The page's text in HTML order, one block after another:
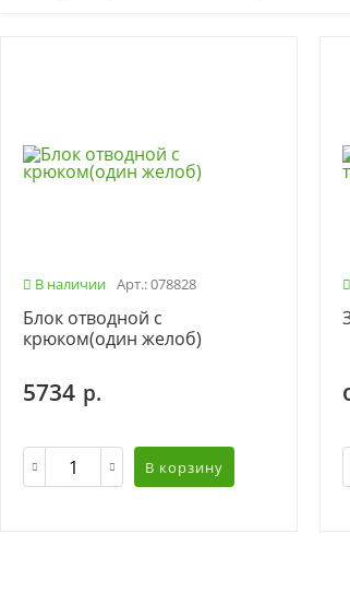
В наличии Арт.: 078828
Блок отводной с
крюком(один желоб)
5734 р.
В корзину